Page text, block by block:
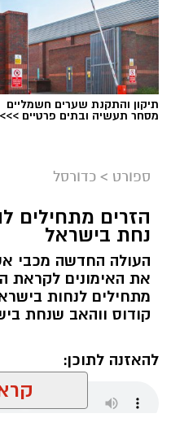
תיקון והתקנת שערים חשמליים
מסחר תעשיה ובתים פרטיים >>>
ספורט > כדורסל
הזרים מתחילים
נחת בישראל
העולה החדשה מכבי
את האימונים לקראת
מתחילים לנחות
קודוס ווהאב שנחת
להאזנה לתוכן: